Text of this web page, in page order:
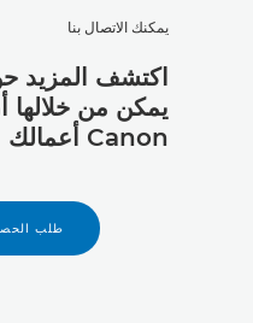
يمكنك الاتصال بنا
اكتشف المزيد
يمكن من خلالها
Canon أعمالك
طلب